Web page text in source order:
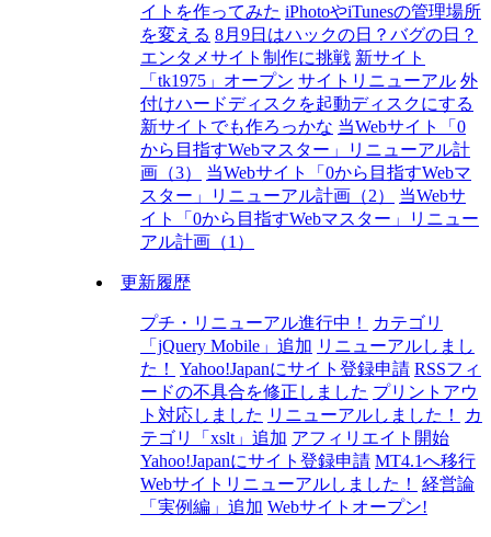
イトを作ってみた iPhotoやiTunesの管理場所
を変える 8月9日はハックの日？バグの日？
エンタメサイト制作に挑戦 新サイト
「tk1975」オープン サイトリニューアル 外
付けハードディスクを起動ディスクにする
新サイトでも作ろっかな 当Webサイト「0
から目指すWebマスター」リニューアル計
画（3）
当Webサイト「0から目指すWebマ
スター」リニューアル計画（2）
当Webサ
イト「0から目指すWebマスター」リニュー
アル計画（1）
更新履歴
プチ・リニューアル進行中！
カテゴリ
「jQuery Mobile」追加 リニューアルしまし
た！
Yahoo!Japanにサイト登録申請 RSSフィ
ードの不具合を修正しました プリントアウ
ト対応しました リニューアルしました！
カ
テゴリ「xslt」追加 アフィリエイト開始
Yahoo!Japanにサイト登録申請 MT4.1へ移行
Webサイトリニューアルしました！
経営論
「実例編」追加 Webサイトオープン!